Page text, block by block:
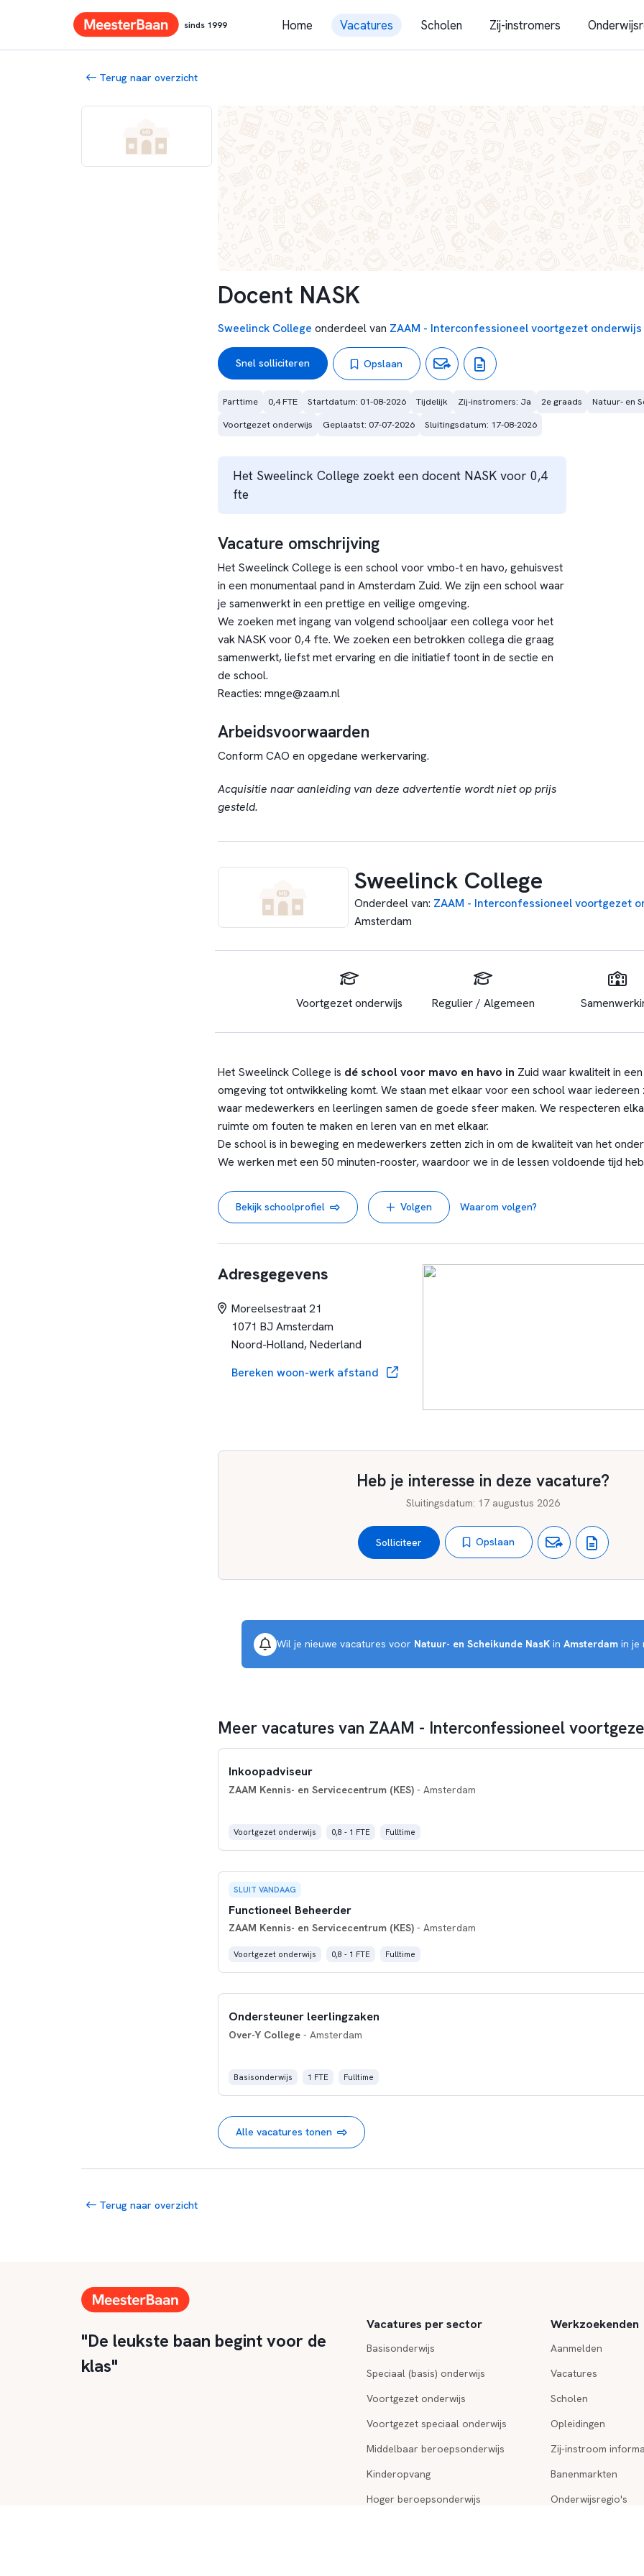
sinds 1999 Home Vacatures Scholen Zij-instromers
Terug naar overzicht
Docent NASK
Sweelinck College onderdeel van ZAAM - Interconfessioneel voortgezet onderwijs
Snel solliciteren Opslaan
Parttime 0,4 FTE Startdatum: 01-08-2026 Tijdelijk Zij-instromers: Ja 2e graads
Natuur- en
Voortgezet onderwijs
Geplaatst: 07-07-2026 Sluitingsdatum: 17-08-2026
Het Sweelinck College zoekt een docent NASK voor 0,4
fte
Vacature omschrijving
Het Sweelinck College is een school voor vmbo-t en havo, gehuisvest
in een monumentaal pand in Amsterdam Zuid. We zijn een school waar
je samenwerkt in een prettige en veilige omgeving.
We zoeken met ingang van volgend schooljaar een collega voor het
vak NASK voor 0,4 fte. We zoeken een betrokken collega die graag
samenwerkt, liefst met ervaring en die initiatief toont in de sectie en
de school.
Reacties: mnge@zaam.nl
Arbeidsvoorwaarden
Conform CAO en opgedane werkervaring.
Acquisitie naar aanleiding van deze advertentie wordt niet op prijs
gesteld.
Sweelinck College
Onderdeel van: ZAAM - Interconfessioneel voortgezet
Amsterdam
Voortgezet onderwijs Regulier / Algemeen
Het Sweelinck College is dé school voor mavo en havo in Zuid waar kwaliteit in
omgeving tot ontwikkeling komt. We staan met elkaar voor een school waar
waar medewerkers en leerlingen samen de goede sfeer maken. We respecteren
ruimte om fouten te maken en leren van en met elkaar.
De school is in beweging en medewerkers zetten zich in om de kwaliteit van het
We werken met een 50 minuten-rooster, waardoor we in de lessen voldoende tijd
op houding en werkzaamheden maakt deel uit van de ontwikkeling van jonge mensen.
wie ze zijn, wat zij kunnen en zijn ze sociale personen. Leerlingen die vanuit de
Sweelinckuren een vak uit waar ze extra ondersteuning of begeleiding bij willen
activiteiten die het Sweelinck organiseert. Loopbaanoriëntatie en begeleiding heeft
in het onderwijs en het Sweelinck College heeft een programma daarvoor ontwikkeld.
Daarnaast verwijs ik u naar de website van de school
Amsterdam Zuid, maar leerlingen komen uit heel Amsterdam naar onze school toe.
Bekijk schoolprofiel Volgen Waarom volgen?
Adresgegevens
Moreelsestraat 21
1071 BJ Amsterdam
Noord-Holland, Nederland
Bereken woon-werk afstand
Heb je interesse in deze vacature?
Sluitingsdatum: 17 augustus 2026
Solliciteer Opslaan
Wil je nieuwe vacatures voor Natuur- en Scheikunde NasK in Amsterdam in je
Meer vacatures van ZAAM - Interconfessioneel
Inkoopadviseur
ZAAM Kennis- en Servicecentrum (KES)- Amsterdam
Voortgezet onderwijs 0,8 - 1 FTE Fulltime
SLUIT VANDAAG
Functioneel Beheerder
ZAAM Kennis- en Servicecentrum (KES)- Amsterdam
Voortgezet onderwijs 0,8 - 1 FTE Fulltime
Ondersteuner leerlingzaken
Over-Y College- Amsterdam
Basisonderwijs 1 FTE Fulltime
Alle vacatures tonen
Terug naar overzicht
"De leukste baan begint voor de
klas"
Vacatures per sector
Basisonderwijs
Speciaal (basis) onderwijs
Voortgezet onderwijs
Voortgezet speciaal onderwijs
Middelbaar beroepsonderwijs
Kinderopvang
Hoger beroepsonderwijs
Werkzoekenden
Aanmelden
Vacatures
Scholen
Opleidingen
Zij-instroom
Banenmarkten
Onderwijsregio's